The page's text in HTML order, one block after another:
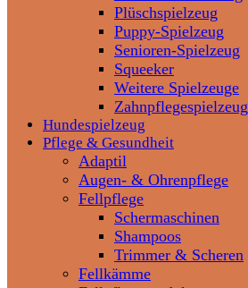
Plüschspielzeug
Puppy-Spielzeug
Senioren-Spielzeug
Squeeker
Weitere Spielzeuge
Zahnpflegespielzeug
Hundespielzeug
Pflege & Gesundheit
Adaptil
Augen- & Ohrenpflege
Fellpflege
Schermaschinen
Shampoos
Trimmer & Scheren
Fellkämme